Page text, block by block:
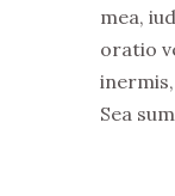
mea,
oratio
Sea